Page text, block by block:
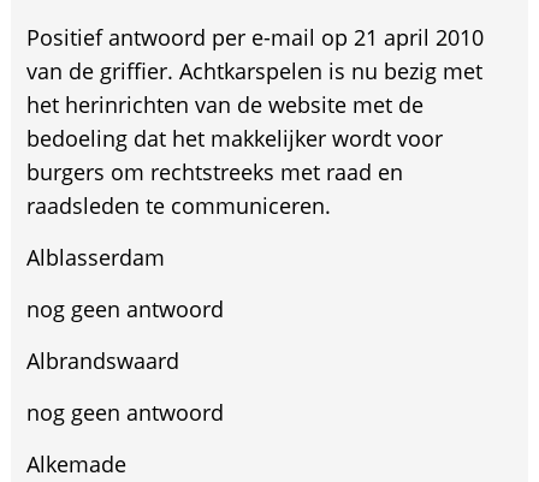
Positief antwoord per e-mail op 21 april 2010
van de griffier. Achtkarspelen is nu bezig met
het herinrichten van de website met de
bedoeling dat het makkelijker wordt voor
burgers om rechtstreeks met raad en
raadsleden te communiceren.
Alblasserdam
nog geen antwoord
Albrandswaard
nog geen antwoord
Alkemade